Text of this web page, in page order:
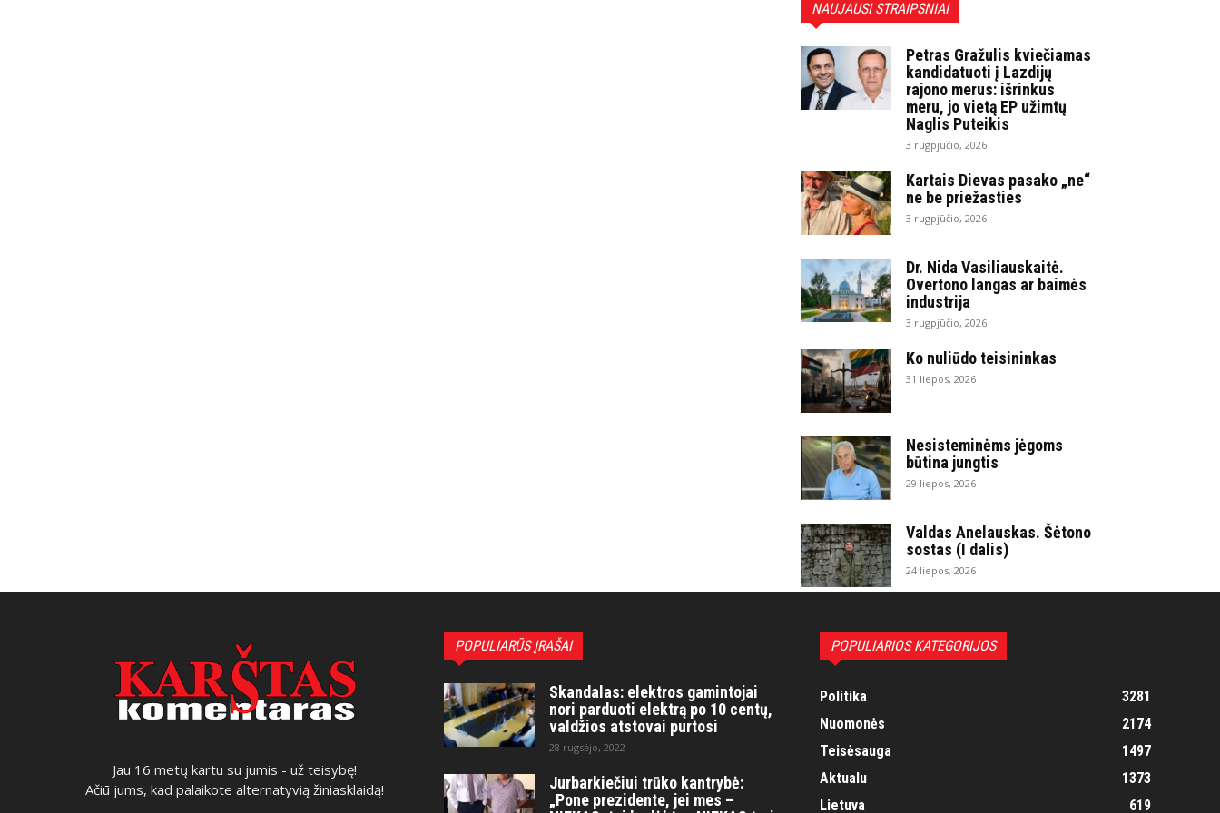
NAUJAUSI STRAIPSNIAI
Petras Gražulis kviečiamas
kandidatuoti į Lazdijų
rajono merus: išrinkus
meru, jo vietą EP užimtų
Naglis Puteikis
3 rugpjūčio, 2026
Kartais Dievas pasako „ne“
ne be priežasties
3 rugpjūčio, 2026
Dr. Nida Vasiliauskaitė.
Overtono langas ar baimės
industrija
3 rugpjūčio, 2026
Ko nuliūdo teisininkas
31 liepos, 2026
Nesisteminėms jėgoms
būtina jungtis
29 liepos, 2026
Valdas Anelauskas. Šėtono
sostas (I dalis)
24 liepos, 2026
Jau 16 metų kartu su jumis - už teisybę!
Ačiū jums, kad palaikote alternatyvią žiniasklaidą!
POPULIARŪS ĮRAŠAI
Skandalas: elektros gamintojai
nori parduoti elektrą po 10 centų,
valdžios atstovai purtosi
28 rugsėjo, 2022
Jurbarkiečiui trūko kantrybė:
„Pone prezidente, jei mes –
POPULIARIOS KATEGORIJOS
Politika
3281
Nuomonės
2174
Teisėsauga
1497
Aktualu
1373
Lietuva
619